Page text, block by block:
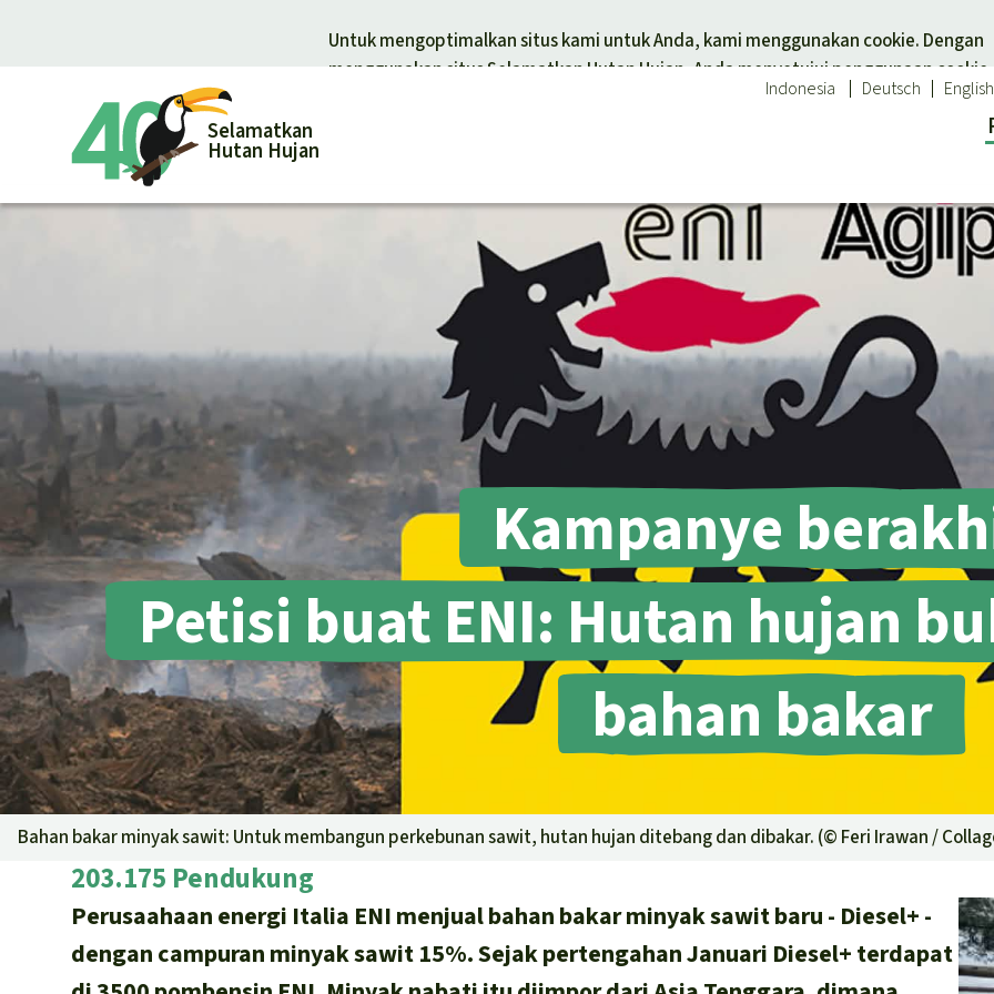
Untuk mengoptimalkan situs kami untuk Anda, kami menggunakan cookie. Dengan
menggunakan situs Selamatkan Hutan Hujan, Anda menyetujui penggunaan cookie.
Selamatkan
Hutan Hujan
Indonesia Deutsch English
Donasi untuk tema
Pelindungan hewan
Hutan hujan
Pembela hutan hujan
Donasi untuk wilayah
Asia Tenggara
Amerika Latin
Bahan bakar minyak sawit: Untuk membangun perkebunan sawit, hutan hujan ditebang dan dibakar. (© Feri Irawan /
Kampanye
Petisi buat ENI: Hutan hujan
bahan bakar
203.175 Pendukung
Perusaahaan energi Italia ENI menjual bahan bakar minyak sawit baru - Diesel+ -
dengan campuran minyak sawit 15%. Sejak pertengahan Januari Diesel+ terdapat